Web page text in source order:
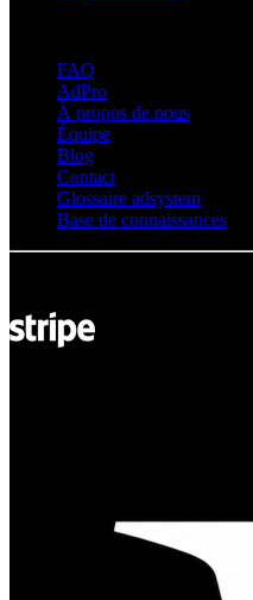
FAQ
AdPro
À propos de nous
Équipe
Blog
Contact
Glossaire adsystem
Base de connaissances